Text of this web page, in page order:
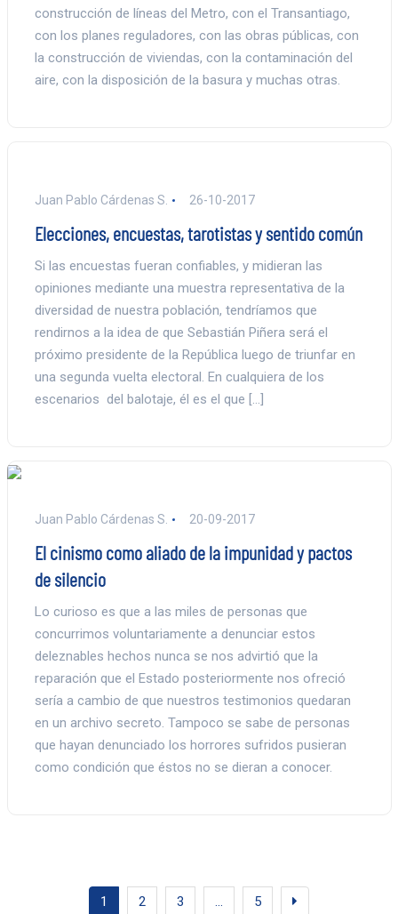
construcción de líneas del Metro, con el Transantiago,
con los planes reguladores, con las obras públicas, con
la construcción de viviendas, con la contaminación del
aire, con la disposición de la basura y muchas otras.
Juan Pablo Cárdenas S. 26-10-2017
Elecciones, encuestas, tarotistas y sentido común
Si las encuestas fueran confiables, y midieran las
opiniones mediante una muestra representativa de la
diversidad de nuestra población, tendríamos que
rendirnos a la idea de que Sebastián Piñera será el
próximo presidente de la República luego de triunfar en
una segunda vuelta electoral. En cualquiera de los
escenarios del balotaje, él es el que […]
Juan Pablo Cárdenas S. 20-09-2017
El cinismo como aliado de la impunidad y pactos
de silencio
Lo curioso es que a las miles de personas que
concurrimos voluntariamente a denunciar estos
deleznables hechos nunca se nos advirtió que la
reparación que el Estado posteriormente nos ofreció
sería a cambio de que nuestros testimonios quedaran
en un archivo secreto. Tampoco se sabe de personas
que hayan denunciado los horrores sufridos pusieran
como condición que éstos no se dieran a conocer.
1 2 3 … 5